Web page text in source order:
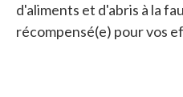
d'aliments et d'abris à la
récompensé(e) pour vos